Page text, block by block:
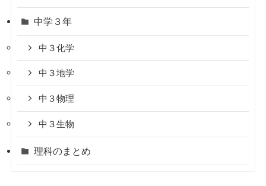
中学３年
中３化学
中３地学
中３物理
中３生物
理科のまとめ